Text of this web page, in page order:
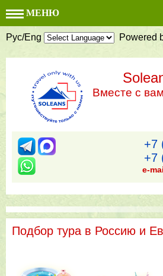
МЕНЮ
Рус/Eng Powered
Вместе с
+7
+7
e-
Подбор тура в Россию и